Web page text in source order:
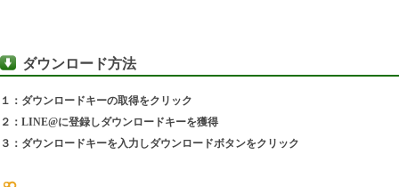
ダウンロード方法
１：ダウンロードキーの取得をクリック
２：LINE@に登録しダウンロードキーを獲得
３：ダウンロードキーを入力しダウンロードボタンをクリック